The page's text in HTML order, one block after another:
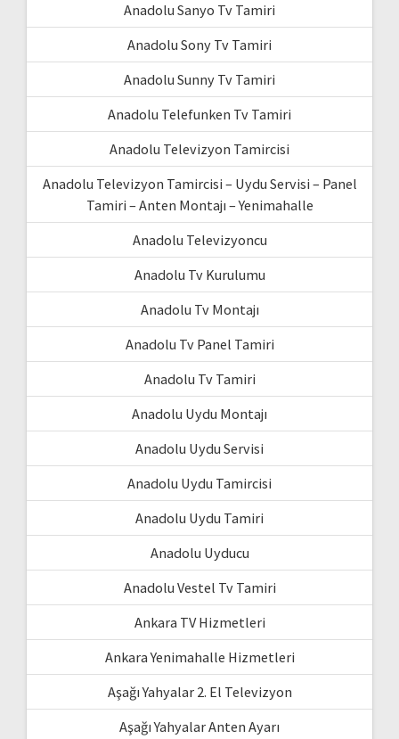
Anadolu Sanyo Tv Tamiri
Anadolu Sony Tv Tamiri
Anadolu Sunny Tv Tamiri
Anadolu Telefunken Tv Tamiri
Anadolu Televizyon Tamircisi
Anadolu Televizyon Tamircisi – Uydu Servisi – Panel
Tamiri – Anten Montajı – Yenimahalle
Anadolu Televizyoncu
Anadolu Tv Kurulumu
Anadolu Tv Montajı
Anadolu Tv Panel Tamiri
Anadolu Tv Tamiri
Anadolu Uydu Montajı
Anadolu Uydu Servisi
Anadolu Uydu Tamircisi
Anadolu Uydu Tamiri
Anadolu Uyducu
Anadolu Vestel Tv Tamiri
Ankara TV Hizmetleri
Ankara Yenimahalle Hizmetleri
Aşağı Yahyalar 2. El Televizyon
Aşağı Yahyalar Anten Ayarı